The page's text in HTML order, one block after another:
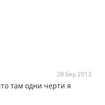
28 Бер 2013
там одни черти я